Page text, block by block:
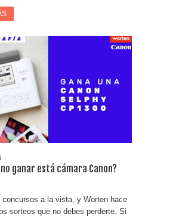
ganar está cámara Canon?
concursos a la vista, y Worten hace
sorteos que no debes perderte. Si